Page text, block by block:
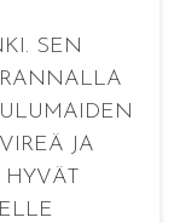
SEN
JA
HYVÄT